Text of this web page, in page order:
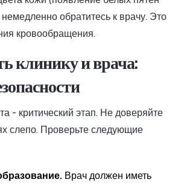
обратитесь к врачу. Это
кровообращения.
клинику и врача:
- критический этап. Не доверяйте
слепо. Проверьте следующие
Врач должен иметь